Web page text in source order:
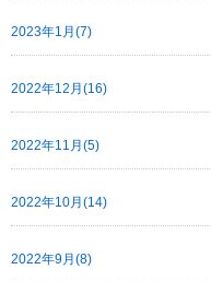
2023年1月(7)
2022年12月(16)
2022年11月(5)
2022年10月(14)
2022年9月(8)